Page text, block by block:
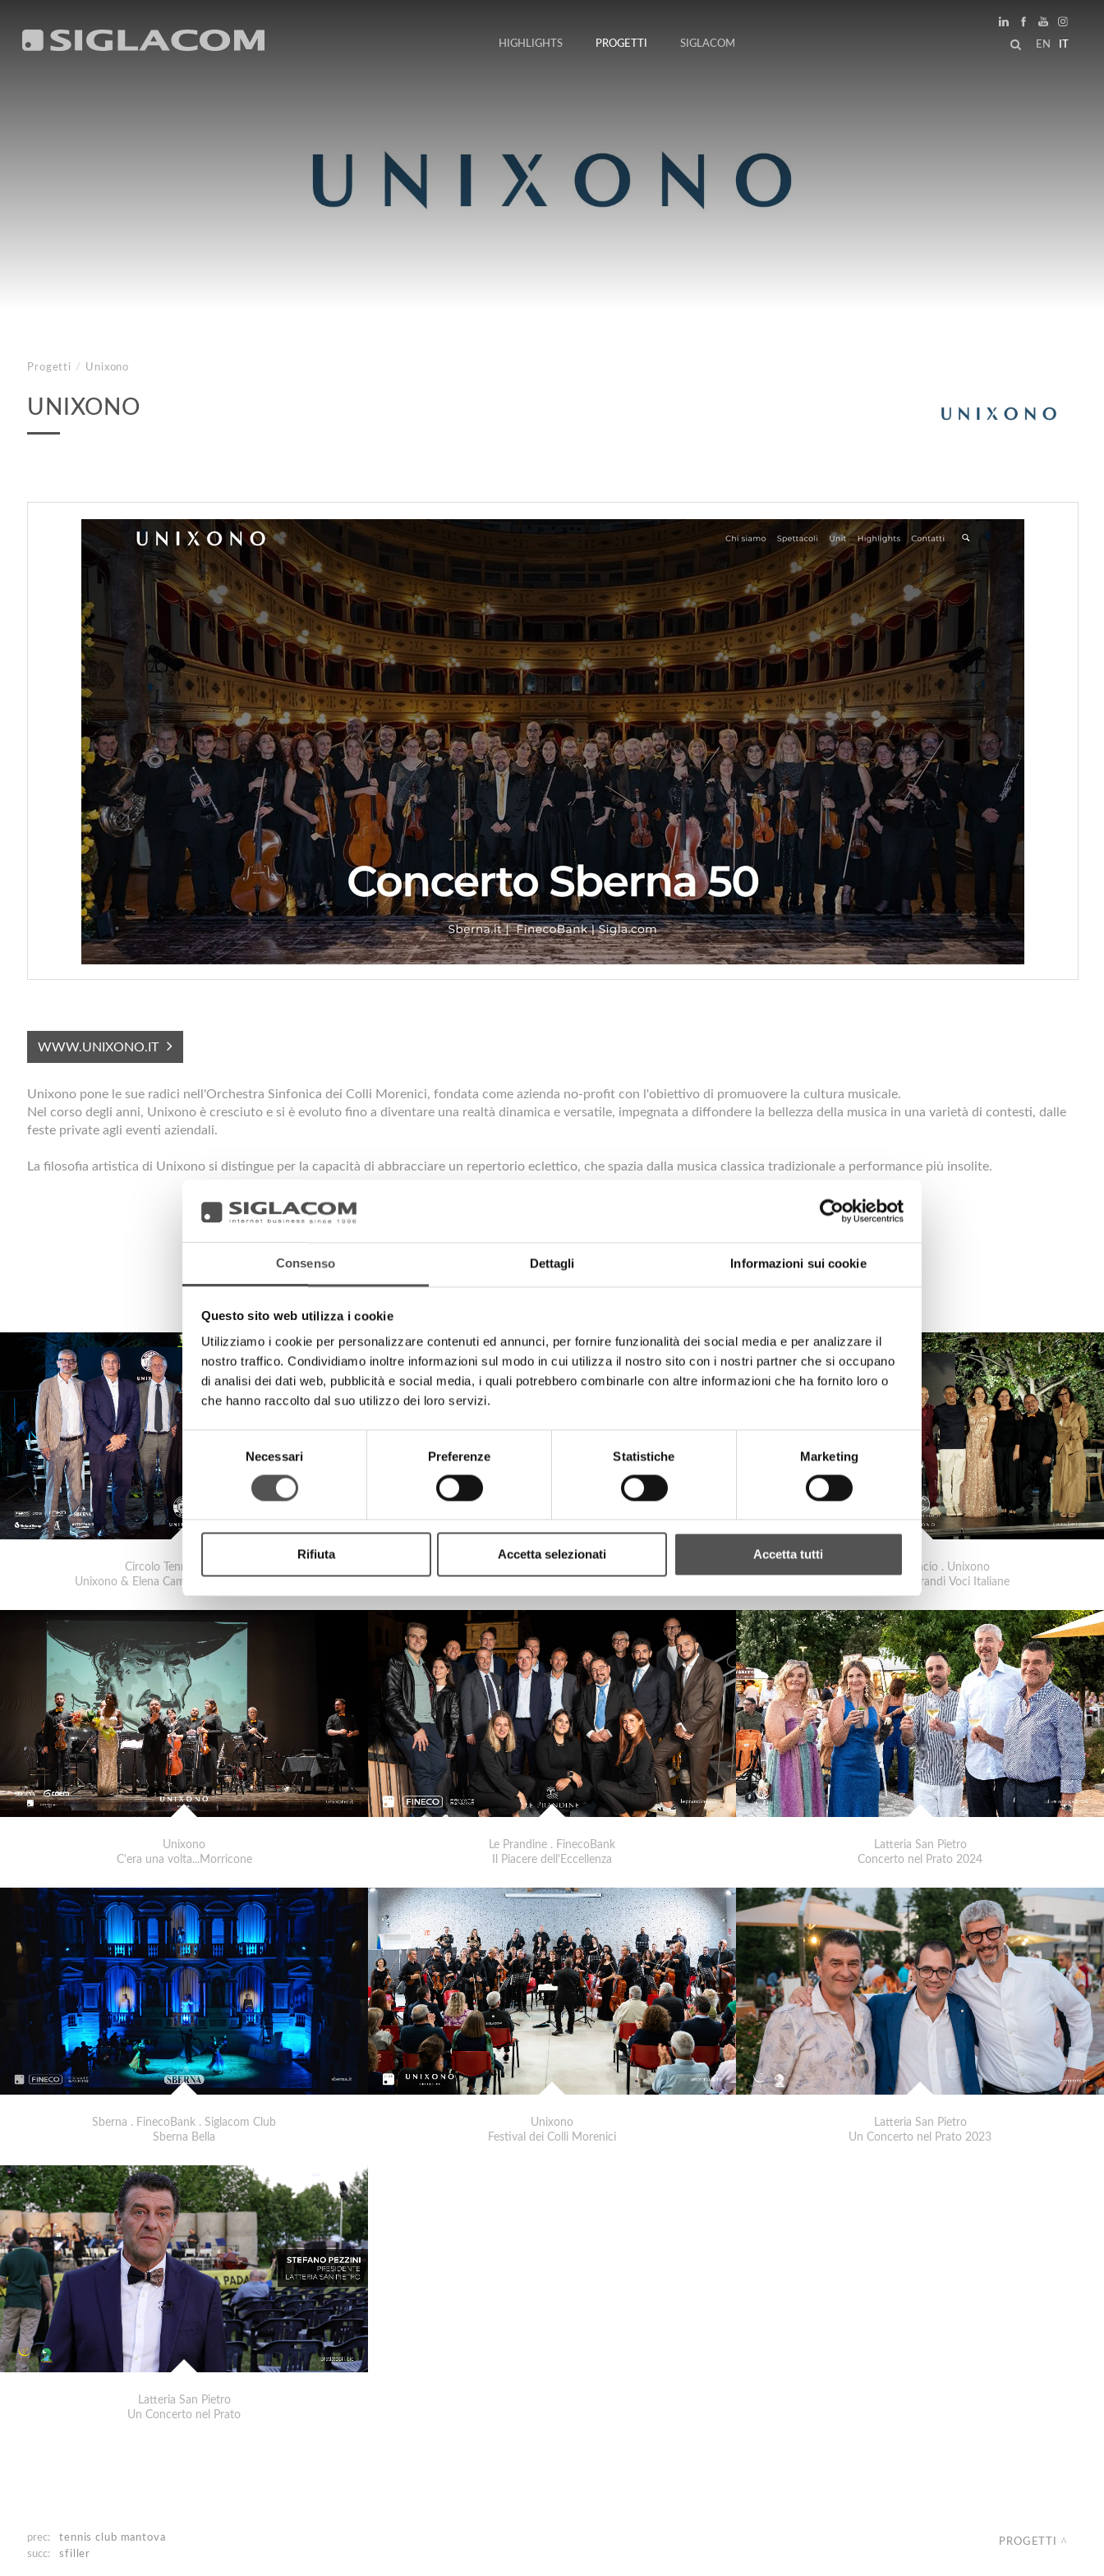
Consenso Dettagli Informazioni sui cookie
Questo sito web utilizza i cookie
Utilizziamo i cookie per personalizzare contenuti ed annunci, per fornire funzionalità dei social media e per analizzare il
nostro traffico. Condividiamo inoltre informazioni sul modo in cui utilizza il nostro sito con i nostri partner che si occupano
di analisi dei dati web, pubblicità e social media, i quali potrebbero combinarle con altre informazioni che ha fornito loro o
che hanno raccolto dal suo utilizzo dei loro servizi.
Necessari Preferenze Statistiche Marketing
Rifiuta Accetta selezionati Accetta tutti
EN
HIGHLIGHTS PROGETTI SIGLACOM
Progetti / Unixono
UNIXONO
WWW.UNIXONO.IT
Unixono pone le sue radici nell'Orchestra Sinfonica dei Colli Morenici, fondata come azienda no-profit con l'obiettivo di promuovere la cultura musicale.
Nel corso degli anni, Unixono è cresciuto e si è evoluto fino a diventare una realtà dinamica e versatile, impegnata a diffondere la bellezza della musica in una varietà di contesti, dalle
feste private agli eventi aziendali.
La filosofia artistica di Unixono si distingue per la capacità di abbracciare un repertorio eclettico, che spazia dalla musica classica tradizionale a performance più insolite.
Circolo Tennis Scaligero
Unixono & Elena Camo: Le Grandi Voci Pop
Canottieri Mincio . Unixono
Elena Camo: Le Grandi Voci Italiane
Unixono
C'era una volta...Morricone
Le Prandine . FinecoBank
Il Piacere dell'Eccellenza
Latteria San Pietro
Concerto nel Prato 2024
Sberna . FinecoBank . Siglacom Club
Sberna Bella
Unixono
Festival dei Colli Morenici
Latteria San Pietro
Un Concerto nel Prato 2023
Latteria San Pietro
Un Concerto nel Prato
prec:
tennis club mantova
succ:
sfiller
PROGETTI